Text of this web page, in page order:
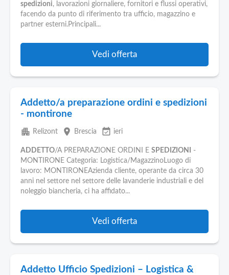
spedizioni, lavorazioni giornaliere, fornitori e flussi operativi,
facendo da punto di riferimento tra ufficio, magazzino e
partner esterni.Principali...
Vedi offerta
Addetto/a preparazione ordini e spedizioni
- montirone
apartment Relizont place Brescia event_available ieri
ADDETTO/A PREPARAZIONE ORDINI E SPEDIZIONI
-
MONTIRONE Categoria: Logistica/MagazzinoLuogo di
lavoro: MONTIRONEAzienda cliente, operante da circa 30
anni nel settore nel settore delle lavanderie industriali e del
noleggio biancheria, ci ha affidato...
Vedi offerta
Addetto Ufficio Spedizioni – Logistica &